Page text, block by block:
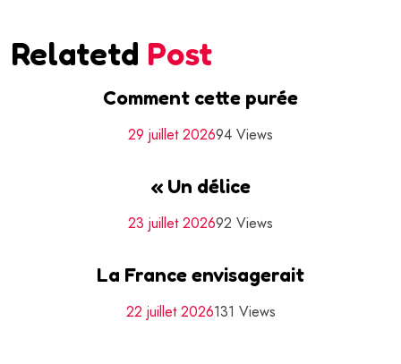
Relatetd Post
Comment cette purée
29 juillet 202694 Views
« Un délice
23 juillet 202692 Views
La France envisagerait
22 juillet 2026131 Views